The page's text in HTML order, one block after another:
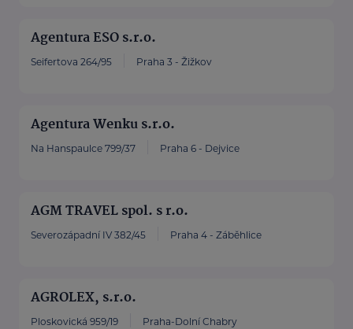
Agentura ESO s.r.o.
Seifertova 264/95 Praha 3 - Žižkov
Agentura Wenku s.r.o.
Na Hanspaulce 799/37 Praha 6 - Dejvice
AGM TRAVEL spol. s r.o.
Severozápadní IV 382/45 Praha 4 - Záběhlice
AGROLEX, s.r.o.
Ploskovická 959/19 Praha-Dolní Chabry